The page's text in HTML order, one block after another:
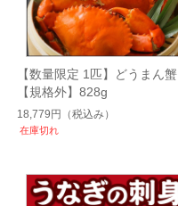
【数量限定 1匹】どうまん蟹
【規格外】828g
18,779円 （税込み）
在庫切れ